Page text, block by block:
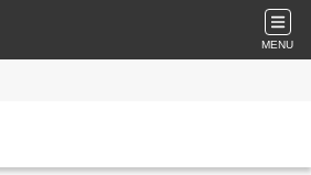
MENU